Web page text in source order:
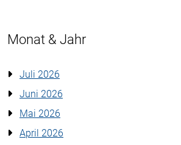
Monat & Jahr
Juli 2026
Juni 2026
Mai 2026
April 2026